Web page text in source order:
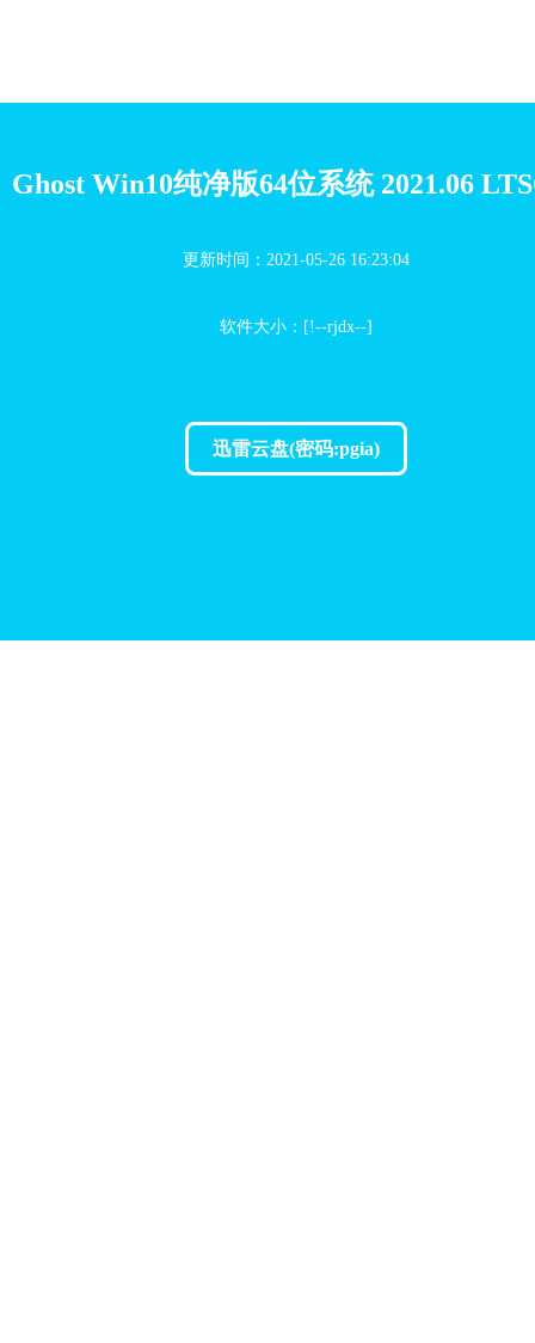
Ghost Win10纯净版64位系统 2021.06
更新时间：2021-05-26 16:23:04
软件大小：[!--rjdx--]
迅雷云盘(密码:pgia)